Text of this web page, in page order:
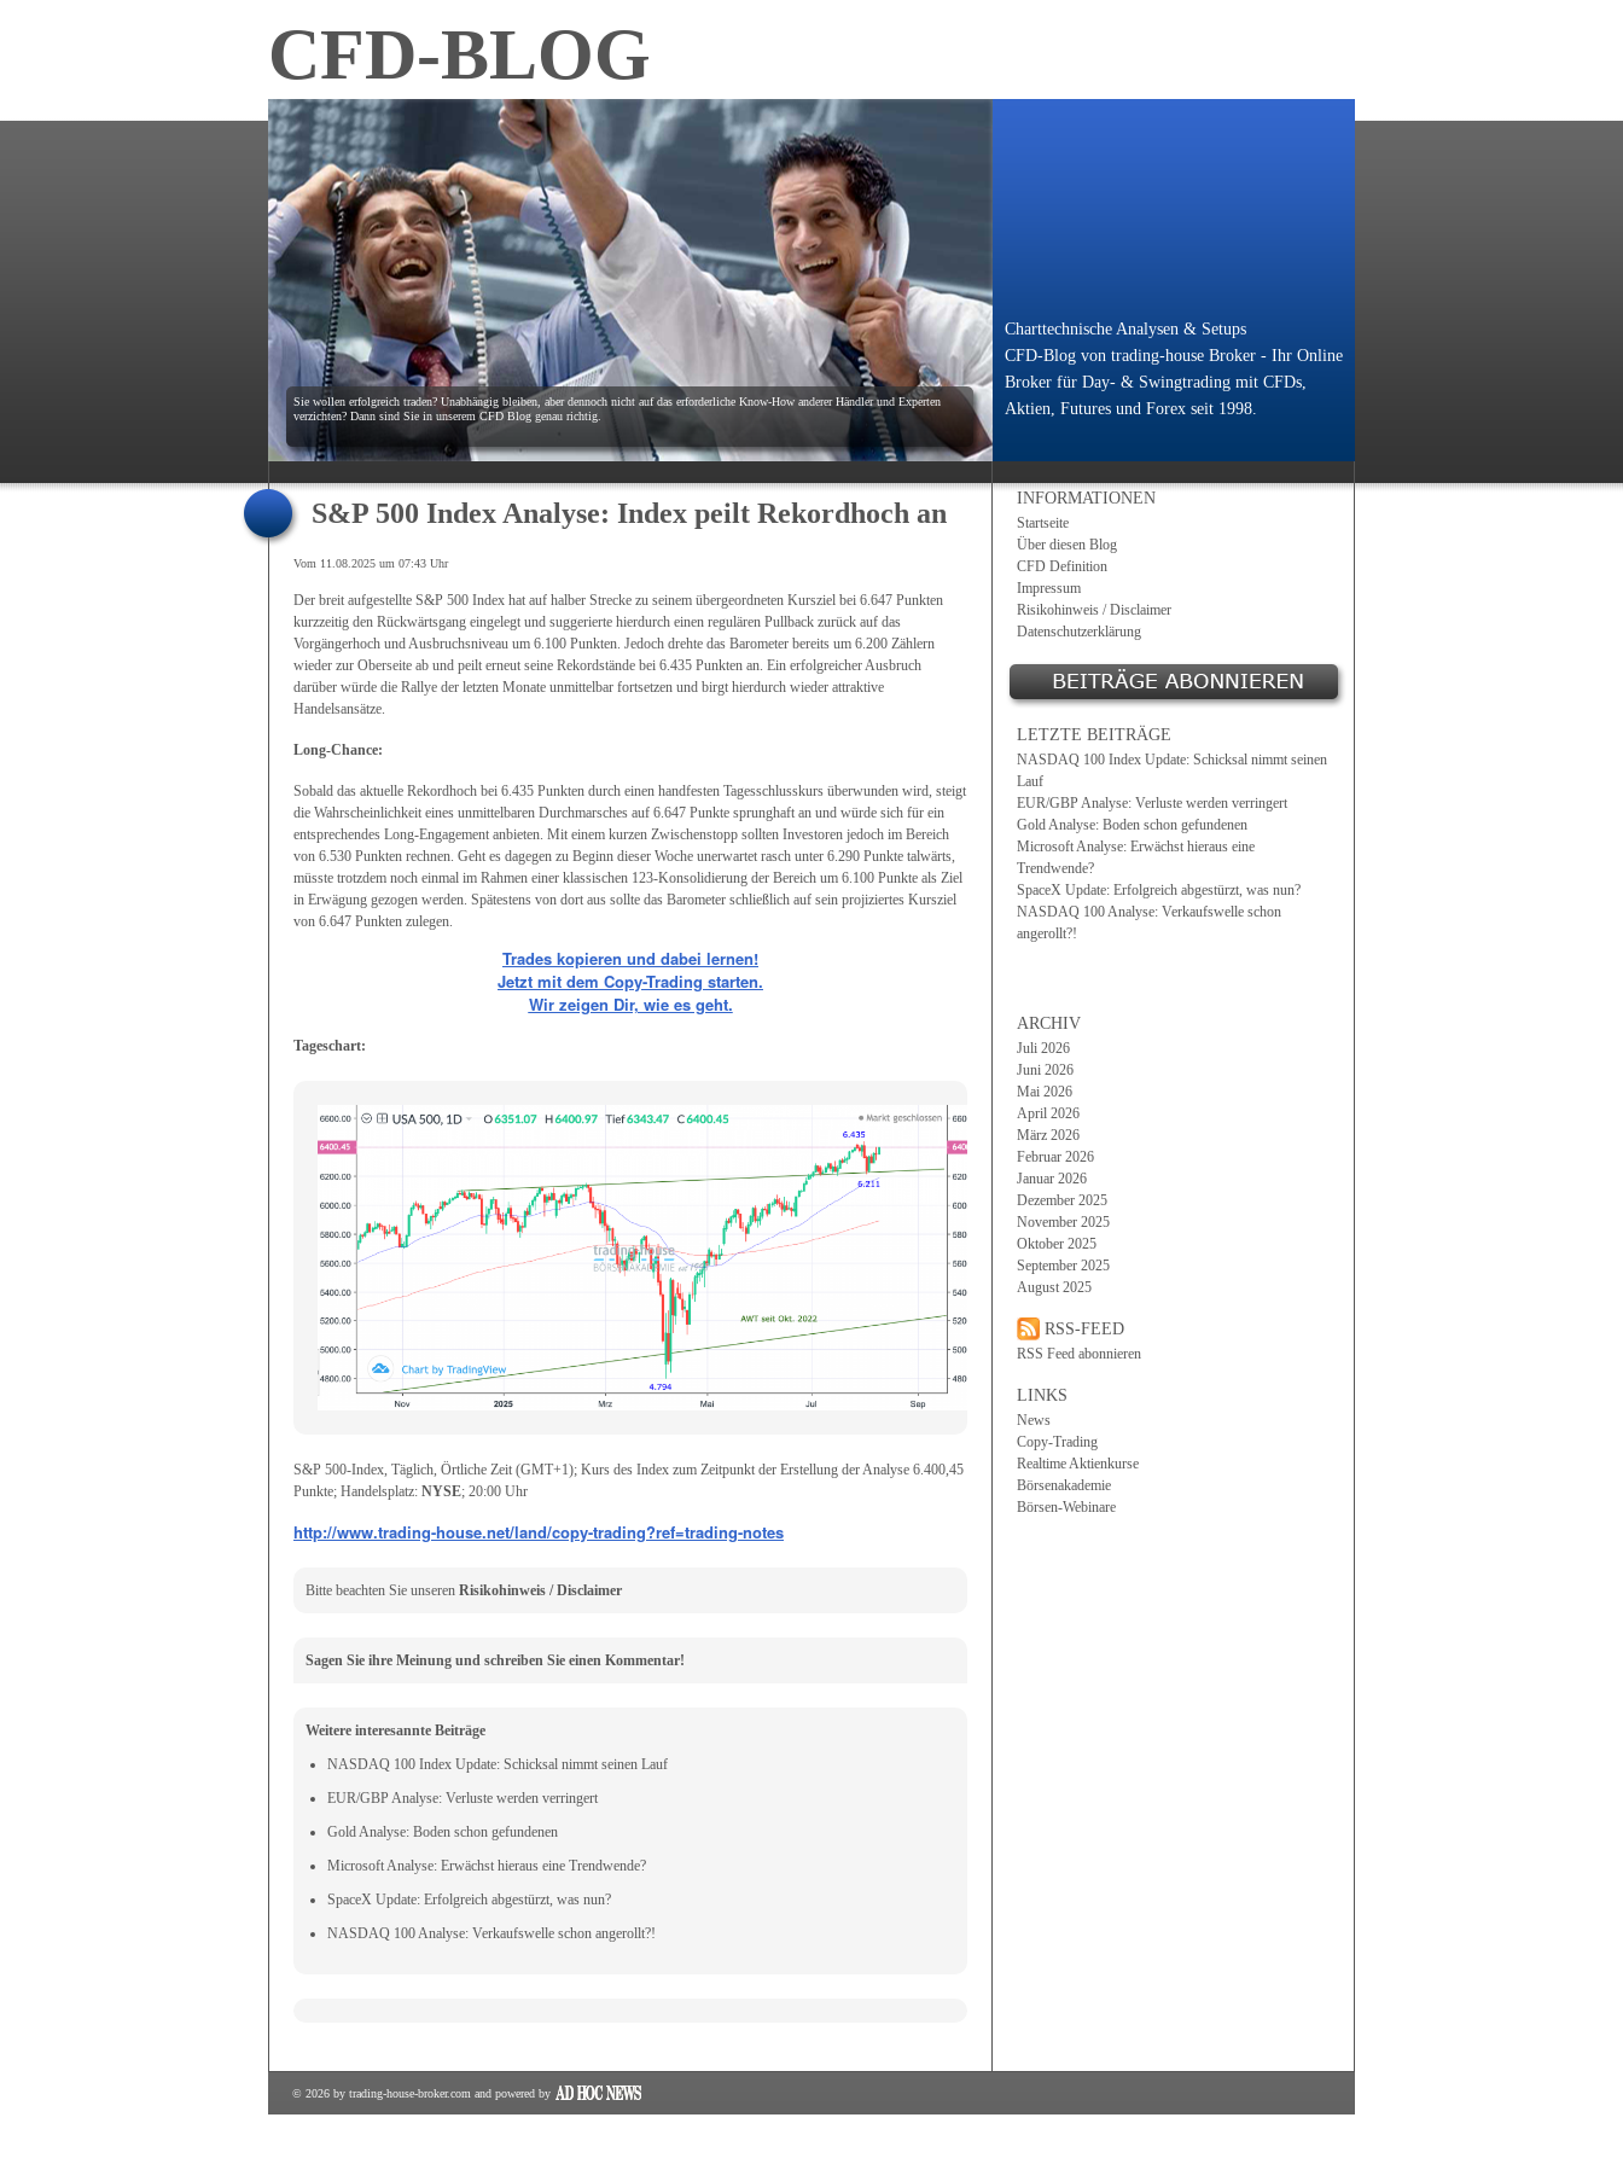
CFD-BLOG
Sie wollen erfolgreich traden? Unabhängig bleiben, aber dennoch nicht auf das erforderliche Know-How anderer Händler und Experten
verzichten? Dann sind Sie in unserem CFD Blog genau richtig.
Charttechnische Analysen & Setups
CFD-Blog von trading-house Broker - Ihr Online
Broker für Day- & Swingtrading mit CFDs,
Aktien, Futures und Forex seit 1998.
S&P 500 Index Analyse: Index peilt Rekordhoch an
Vom 11.08.2025 um 07:43 Uhr
Der breit aufgestellte S&P 500 Index hat auf halber Strecke zu seinem übergeordneten Kursziel bei 6.647 Punkten
kurzzeitig den Rückwärtsgang eingelegt und suggerierte hierdurch einen regulären Pullback zurück auf das
Vorgängerhoch und Ausbruchsniveau um 6.100 Punkten. Jedoch drehte das Barometer bereits um 6.200 Zählern
wieder zur Oberseite ab und peilt erneut seine Rekordstände bei 6.435 Punkten an. Ein erfolgreicher Ausbruch
darüber würde die Rallye der letzten Monate unmittelbar fortsetzen und birgt hierdurch wieder attraktive
Handelsansätze.
Long-Chance:
Sobald das aktuelle Rekordhoch bei 6.435 Punkten durch einen handfesten Tagesschlusskurs überwunden wird, steigt
die Wahrscheinlichkeit eines unmittelbaren Durchmarsches auf 6.647 Punkte sprunghaft an und würde sich für ein
entsprechendes Long-Engagement anbieten. Mit einem kurzen Zwischenstopp sollten Investoren jedoch im Bereich
von 6.530 Punkten rechnen. Geht es dagegen zu Beginn dieser Woche unerwartet rasch unter 6.290 Punkte talwärts,
müsste trotzdem noch einmal im Rahmen einer klassischen 123-Konsolidierung der Bereich um 6.100 Punkte als Ziel
in Erwägung gezogen werden. Spätestens von dort aus sollte das Barometer schließlich auf sein projiziertes Kursziel
von 6.647 Punkten zulegen.
Trades kopieren und dabei lernen!
Jetzt mit dem Copy-Trading starten.
Wir zeigen Dir, wie es geht.
Tageschart:
S&P 500-Index, Täglich, Örtliche Zeit (GMT+1); Kurs des Index zum Zeitpunkt der Erstellung der Analyse 6.400,45
Punkte; Handelsplatz: NYSE; 20:00 Uhr
http://www.trading-house.net/land/copy-trading?ref=trading-notes
Bitte beachten Sie unseren Risikohinweis / Disclaimer
Sagen Sie ihre Meinung und schreiben Sie einen Kommentar!
Weitere interesannte Beiträge
NASDAQ 100 Index Update: Schicksal nimmt seinen Lauf
EUR/GBP Analyse: Verluste werden verringert
Gold Analyse: Boden schon gefundenen
Microsoft Analyse: Erwächst hieraus eine Trendwende?
SpaceX Update: Erfolgreich abgestürzt, was nun?
NASDAQ 100 Analyse: Verkaufswelle schon angerollt?!
INFORMATIONEN
Startseite
Über diesen Blog
CFD Definition
Impressum
Risikohinweis / Disclaimer
Datenschutzerklärung
LETZTE BEITRÄGE
NASDAQ 100 Index Update: Schicksal nimmt seinen
Lauf
EUR/GBP Analyse: Verluste werden verringert
Gold Analyse: Boden schon gefundenen
Microsoft Analyse: Erwächst hieraus eine
Trendwende?
SpaceX Update: Erfolgreich abgestürzt, was nun?
NASDAQ 100 Analyse: Verkaufswelle schon
angerollt?!
ARCHIV
Juli 2026
Juni 2026
Mai 2026
April 2026
März 2026
Februar 2026
Januar 2026
Dezember 2025
November 2025
Oktober 2025
September 2025
August 2025
RSS-FEED
RSS Feed abonnieren
LINKS
News
Copy-Trading
Realtime Aktienkurse
Börsenakademie
Börsen-Webinare
© 2026 by trading-house-broker.com and powered by